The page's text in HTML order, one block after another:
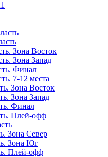
Зона Восток
Зона Запад
Финал
7-12 места
Зона Восток
Зона Запад
Финал
Плей-офф
Зона Север
Зона Юг
Плей-офф